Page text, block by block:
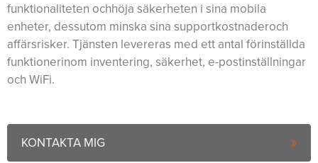
funktionaliteten ochhöja säkerheten i sina mobila
enheter, dessutom minska sina supportkostnaderoch
affärsrisker. Tjänsten levereras med ett antal förinställda
funktionerinom inventering, säkerhet, e-postinställningar
och WiFi.
KONTAKTA MIG